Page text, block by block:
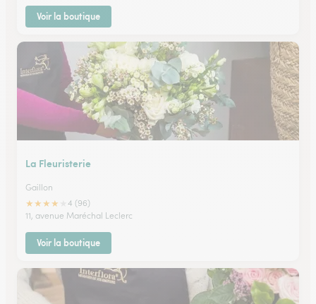
Voir la boutique
La Fleuristerie
Gaillon
★★★★
4 (96)
11, avenue Maréchal Leclerc
Voir la boutique